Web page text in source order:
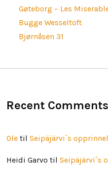
Gøteborg – Les
Bugge Wesseltoft
Bjørnåsen 31
Recent Comments
Oletil Seipäjärvi´s
Heidi Garvo til Seipäjärvi´s